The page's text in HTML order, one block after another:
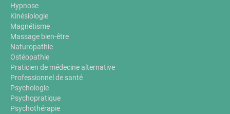
Hypnose
Kinésiologie
Magnétisme
Massage bien-être
Naturopathie
Ostéopathie
Praticien de médecine alternative
Professionnel de santé
Psychologie
Psychopratique
Psychothérapie